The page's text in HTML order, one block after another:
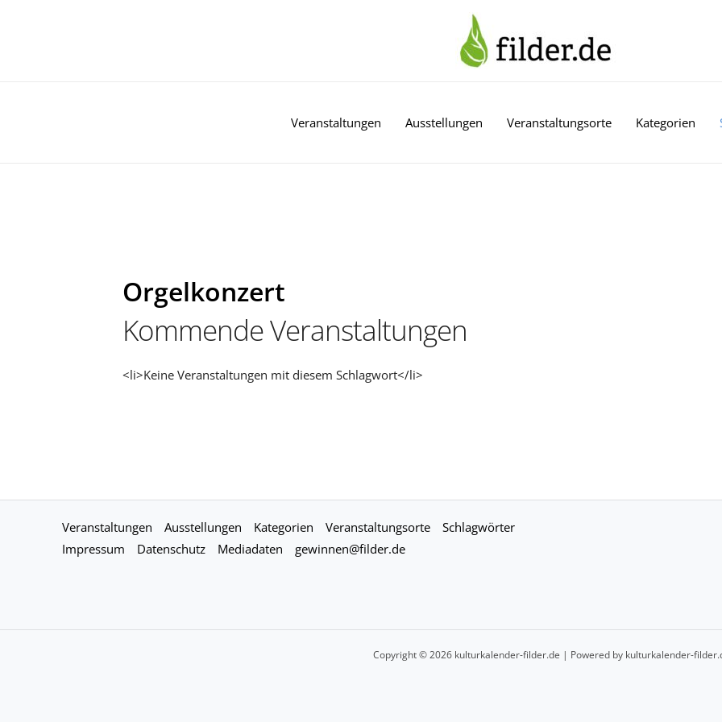
Veranstaltungen Ausstellungen Veranstaltungsorte Kategorien
Orgelkonzert
Kommende Veranstaltungen
<li>Keine Veranstaltungen mit diesem Schlagwort</li>
Veranstaltungen Ausstellungen Kategorien Veranstaltungsorte
Schlagwörter
Impressum
Datenschutz Mediadaten gewinnen@filder.de
Copyright © 2026 kulturkalender-filder.de | Powered by kulturkalender-